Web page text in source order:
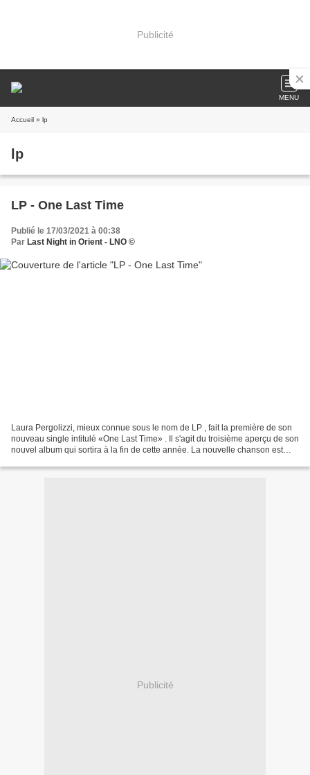
Publicité
MENU
Accueil » lp
lp
LP - One Last Time
Publié le 17/03/2021 à 00:38
Par Last Night in Orient - LNO ©
Laura Pergolizzi, mieux connue sous le nom de LP , fait la première de son
nouveau single intitulé «One Last Time» . Il s'agit du troisième aperçu de son
nouvel album qui sortira à la fin de cette année. La nouvelle chanson est
Publicité